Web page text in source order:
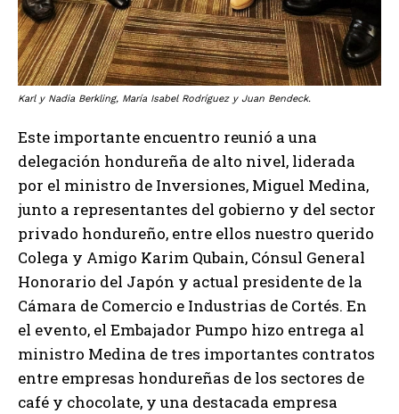
Karl y Nadia Berkling, María Isabel Rodríguez y Juan Bendeck.
Este importante encuentro reunió a una
delegación hondureña de alto nivel, liderada
por el ministro de Inversiones, Miguel Medina,
junto a representantes del gobierno y del sector
privado hondureño, entre ellos nuestro querido
Colega y Amigo Karim Qubain, Cónsul General
Honorario del Japón y actual presidente de la
Cámara de Comercio e Industrias de Cortés. En
el evento, el Embajador Pumpo hizo entrega al
ministro Medina de tres importantes contratos
entre empresas hondureñas de los sectores de
café y chocolate, y una destacada empresa